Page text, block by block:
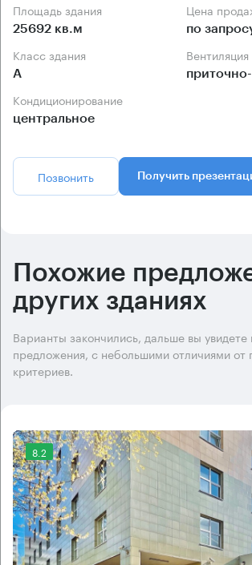
Площадь здания
25692 кв.м
Цена
по
Класс здания
А
Вентиляция
Кондиционирование
центральное
Позвонить Получить
Похожие
других зданиях
Варианты закончились, дальше вы
предложения, с небольшими отличиями от
критериев.
8.2